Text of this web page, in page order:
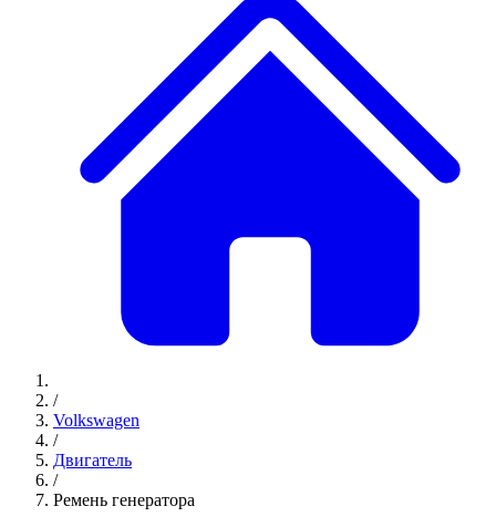
/
Volkswagen
/
Двигатель
/
Ремень генератора